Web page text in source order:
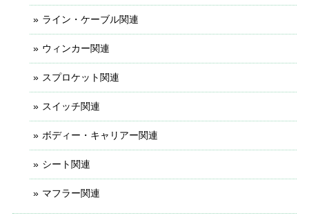
ライン・ケーブル関連
ウィンカー関連
スプロケット関連
スイッチ関連
ボディー・キャリアー関連
シート関連
マフラー関連